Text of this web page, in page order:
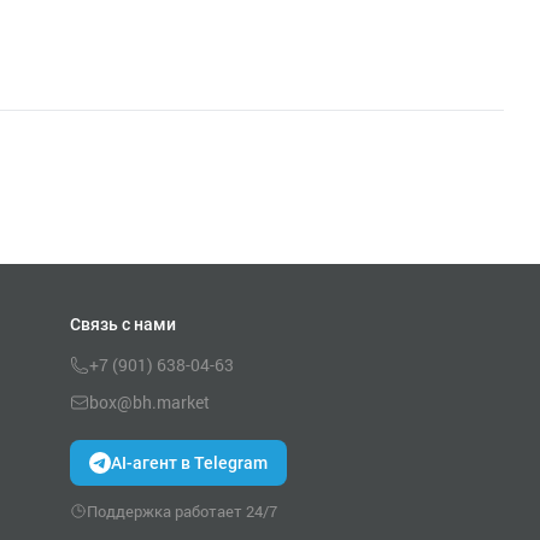
Связь с нами
+7 (901) 638-04-63
box@bh.market
AI-агент в Telegram
Поддержка работает 24/7